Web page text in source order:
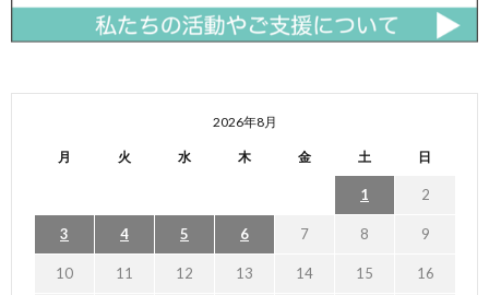
2026年8月
月 火 水 木 金 土 日
1 2
3 4 5 6 7 8 9
10 11 12 13 14 15 16